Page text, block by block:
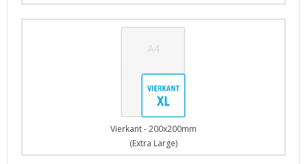
Vierkant - 200x200mm
(Extra Large)